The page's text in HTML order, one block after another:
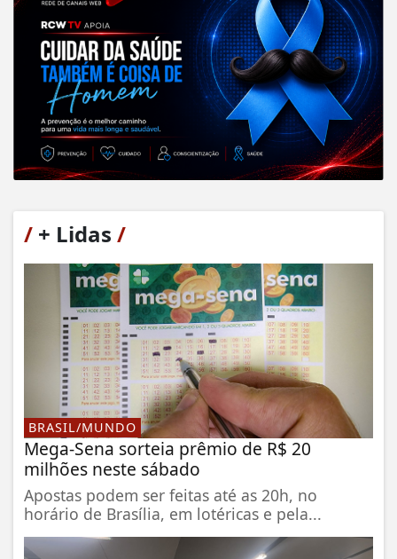
/ + Lidas /
BRASIL/MUNDO
Mega-Sena sorteia prêmio de R$ 20
milhões neste sábado
Apostas podem ser feitas até as 20h, no
horário de Brasília, em lotéricas e pela...